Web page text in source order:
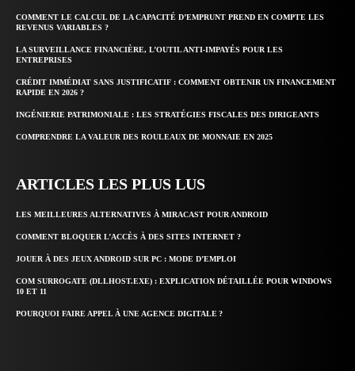
COMMENT LE CALCUL DE LA CAPACITÉ D’EMPRUNT PREND EN COMPTE LES
REVENUS VARIABLES ?
LA SURVEILLANCE FINANCIÈRE, L’OUTIL ANTI-IMPAYÉS POUR LES
ENTREPRISES
CRÉDIT IMMÉDIAT SANS JUSTIFICATIF : COMMENT OBTENIR UN FINANCEMENT
RAPIDE EN 2026 ?
INGÉNIERIE PATRIMONIALE : LES STRATÉGIES FISCALES DES DIRIGEANTS
COMPRENDRE LA VALEUR DES ROULEAUX DE MONNAIE EN 2025
ARTICLES LES PLUS LUS
LES MEILLEURES ALTERNATIVES À MIRACAST POUR ANDROID
COMMENT BLOQUER L’ACCÈS À DES SITES INTERNET ?
JOUER À DES JEUX ANDROID SUR PC : MODE D’EMPLOI
COM SURROGATE (DLLHOST.EXE) : EXPLICATION DÉTAILLÉE POUR WINDOWS
10 ET 11
POURQUOI FAIRE APPEL À UNE AGENCE DIGITALE ?